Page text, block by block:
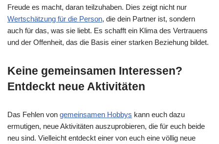
Freude es macht, daran teilzuhaben. Dies zeigt nicht nur
Wertschätzung für die Person, die dein Partner ist, sondern
auch für das, was sie liebt. Es schafft ein Klima des Vertrauens
und der Offenheit, das die Basis einer starken Beziehung bildet.
Keine gemeinsamen Interessen?
Entdeckt neue Aktivitäten
Das Fehlen von gemeinsamen Hobbys kann euch dazu
ermutigen, neue Aktivitäten auszuprobieren, die für euch beide
neu sind. Vielleicht entdeckt einer von euch eine völlig neue